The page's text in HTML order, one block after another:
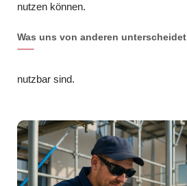
nutzen können.
Was uns von anderen unterscheidet
nutzbar sind.